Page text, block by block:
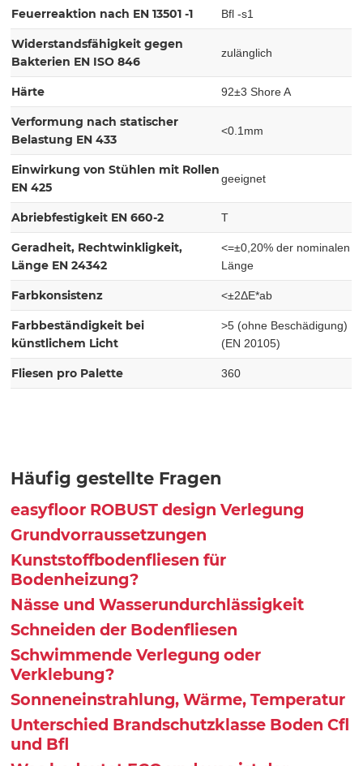
Feuerreaktion nach EN 13501 -1 Bfl -s1
Widerstandsfähigkeit gegen
Bakterien EN ISO 846
zulänglich
Härte 92±3 Shore A
Verformung nach statischer
Belastung EN 433
<0.1mm
Einwirkung von Stühlen mit Rollen
EN 425
geeignet
Abriebfestigkeit EN 660-2 T
Geradheit, Rechtwinkligkeit,
Länge EN 24342
<=±0,20% der nominalen
Länge
Farbkonsistenz <±2ΔE*ab
Farbbeständigkeit bei
künstlichem Licht
>5 (ohne Beschädigung)
(EN 20105)
Fliesen pro Palette 360
Häufig gestellte Fragen
easyfloor ROBUST design Verlegung
Grundvorraussetzungen
Kunststoffbodenfliesen für
Bodenheizung?
Nässe und Wasserundurchlässigkeit
Schneiden der Bodenfliesen
Schwimmende Verlegung oder
Verklebung?
Sonneneinstrahlung, Wärme, Temperatur
Unterschied Brandschutzklasse Boden Cfl
und Bfl